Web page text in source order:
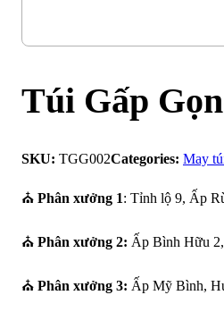
Túi Gấp
SKU: TGG002Categories: May
⛪ Phân xưởng 1: Tỉnh lộ 9, Ấp
⛪ Phân xưởng 2: Ấp Bình Hữu
⛪ Phân xưởng 3: Ấp Mỹ Bình,